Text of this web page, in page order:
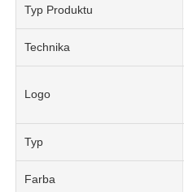
Typ Produktu
Technika
Logo
Typ
Farba